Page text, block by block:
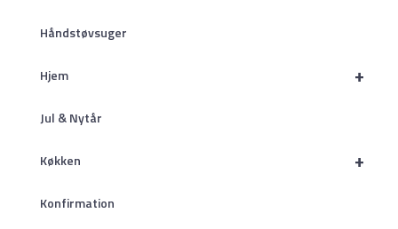
Håndstøvsuger
+
Hjem
Jul & Nytår
+
Køkken
Konfirmation